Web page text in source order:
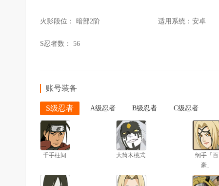
火影段位： 暗部2阶 适用系统： 安卓
S忍者数： 56
账号装备
S级忍者 A级忍者 B级忍者 C级忍者
千手柱间 大筒木桃式
纲手「百
豪」